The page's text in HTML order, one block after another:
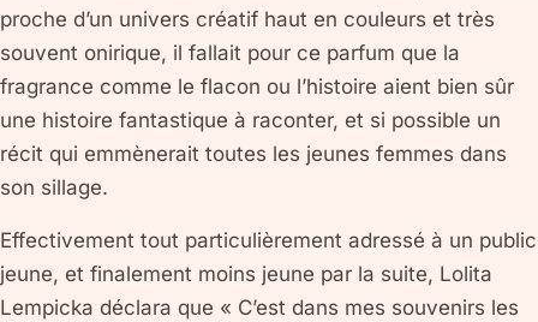
proche d’un univers créatif haut en couleurs et très
souvent onirique, il fallait pour ce parfum que la
fragrance comme le flacon ou l’histoire aient bien sûr
une histoire fantastique à raconter, et si possible un
récit qui emmènerait toutes les jeunes femmes dans
son sillage.
Effectivement tout particulièrement adressé à un public
jeune, et finalement moins jeune par la suite, Lolita
Lempicka déclara que « C’est dans mes souvenirs les